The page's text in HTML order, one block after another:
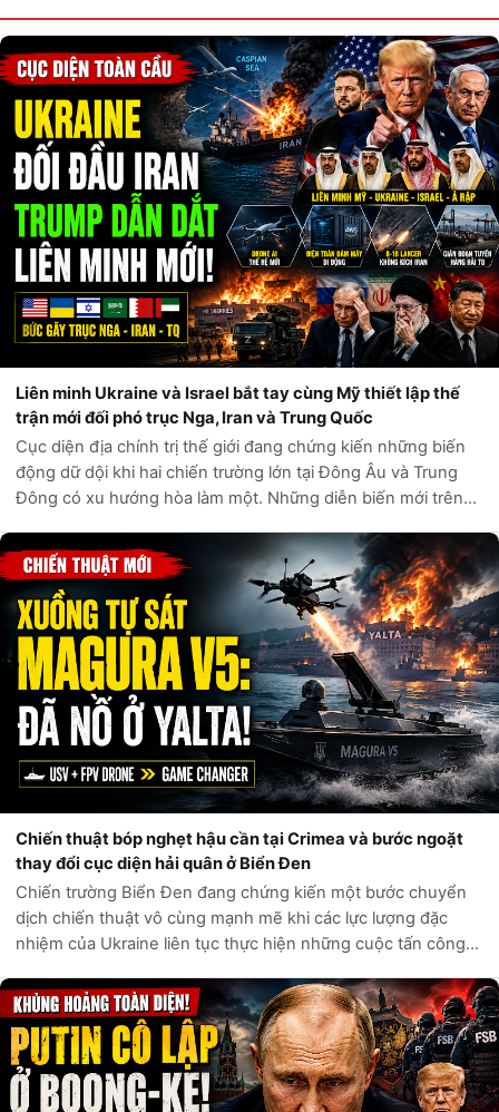
Liên minh Ukraine và Israel bắt tay cùng Mỹ thiết lập thế
trận mới đối phó trục Nga, Iran và Trung Quốc
Cục diện địa chính trị thế giới đang chứng kiến những biến
động dữ dội khi hai chiến trường lớn tại Đông Âu và Trung
Đông có xu hướng hòa làm một. Những diễn biến mới trên
xác nhắm vào các tàu...
Chiến thuật bóp nghẹt hậu cần tại Crimea và bước ngoặt
thay đổi cục diện hải quân ở Biển Đen
Chiến trường Biển Đen đang chứng kiến một bước chuyển
dịch chiến thuật vô cùng mạnh mẽ khi các lực lượng đặc
nhiệm của Ukraine liên tục thực hiện những cuộc tấn công
Mới đây nhất, một chiến dị...